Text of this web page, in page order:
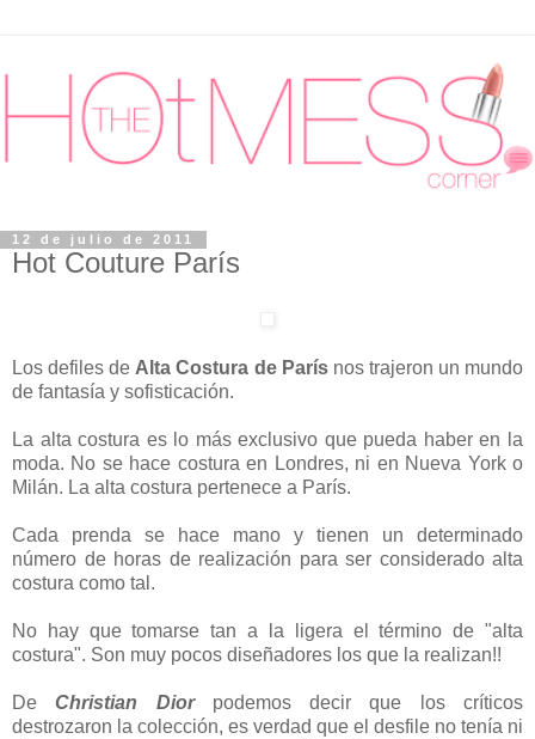
12 de julio de 2011
Hot Couture París
Los defiles de Alta Costura de Parísnos trajeron un mundo
de fantasía y sofisticación.
La alta costura es lo más exclusivo que pueda haber en la
moda. No se hace costura en Londres, ni en Nueva York o
Milán. La alta costura pertenece a París.
Cada prenda se hace mano y tienen un determinado
número de horas de realización para ser considerado alta
costura como tal.
No hay que tomarse tan a la ligera el término de "alta
costura". Son muy pocos diseñadores los que la realizan!!
DeChristian Diorpodemos decir que los críticos
destrozaron la colección, es verdad que el desfile no tenía ni